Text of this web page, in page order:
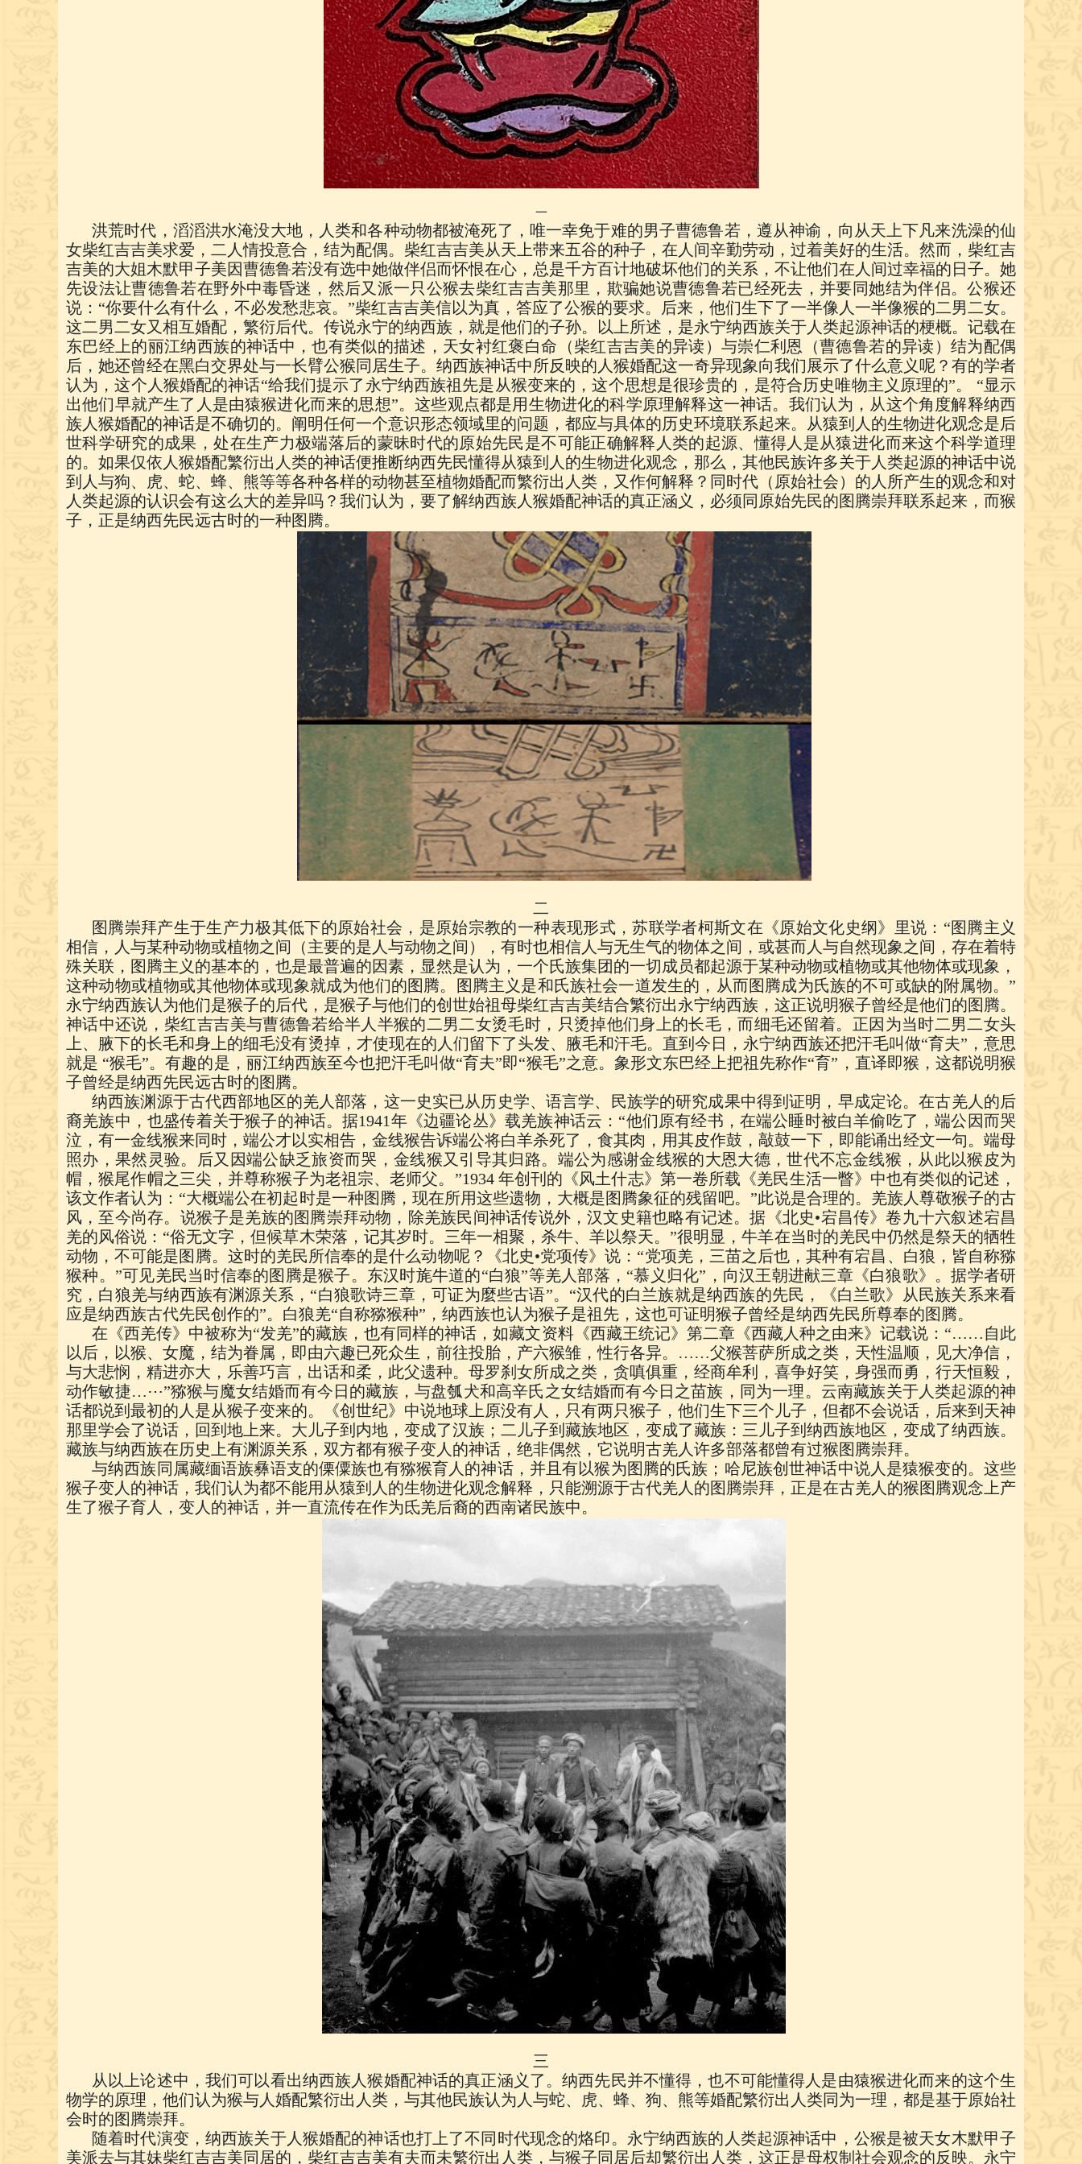
一
洪荒时代，滔滔洪水淹没大地，人类和各种动物都被淹死了，唯一幸免于难的男子曹德鲁若，遵从神谕，向从天上下凡来洗澡的仙
女柴红吉吉美求爱，二人情投意合，结为配偶。柴红吉吉美从天上带来五谷的种子，在人间辛勤劳动，过着美好的生活。然而，柴红吉
吉美的大姐木默甲子美因曹德鲁若没有选中她做伴侣而怀恨在心，总是千方百计地破坏他们的关系，不让他们在人间过幸福的日子。她
先设法让曹德鲁若在野外中毒昏迷，然后又派一只公猴去柴红吉吉美那里，欺骗她说曹德鲁若已经死去，并要同她结为伴侣。公猴还
说：“你要什么有什么，不必发愁悲哀。”柴红吉吉美信以为真，答应了公猴的要求。后来，他们生下了一半像人一半像猴的二男二女。
这二男二女又相互婚配，繁衍后代。传说永宁的纳西族，就是他们的子孙。以上所述，是永宁纳西族关于人类起源神话的梗概。记载在
东巴经上的丽江纳西族的神话中，也有类似的描述，天女衬红褒白命（柴红吉吉美的异读）与崇仁利恩（曹德鲁若的异读）结为配偶
后，她还曾经在黑白交界处与一长臂公猴同居生子。纳西族神话中所反映的人猴婚配这一奇异现象向我们展示了什么意义呢？有的学者
认为，这个人猴婚配的神话“给我们提示了永宁纳西族祖先是从猴变来的，这个思想是很珍贵的，是符合历史唯物主义原理的”。 “显示
出他们早就产生了人是由猿猴进化而来的思想”。这些观点都是用生物进化的科学原理解释这一神话。我们认为，从这个角度解释纳西
族人猴婚配的神话是不确切的。阐明任何一个意识形态领域里的问题，都应与具体的历史环境联系起来。从猿到人的生物进化观念是后
世科学研究的成果，处在生产力极端落后的蒙昧时代的原始先民是不可能正确解释人类的起源、懂得人是从猿进化而来这个科学道理
的。如果仅依人猴婚配繁衍出人类的神话便推断纳西先民懂得从猿到人的生物进化观念，那么，其他民族许多关于人类起源的神话中说
到人与狗、虎、蛇、蜂、熊等等各种各样的动物甚至植物婚配而繁衍出人类，又作何解释？同时代（原始社会）的人所产生的观念和对
人类起源的认识会有这么大的差异吗？我们认为，要了解纳西族人猴婚配神话的真正涵义，必须同原始先民的图腾崇拜联系起来，而猴
子，正是纳西先民远古时的一种图腾。
二
图腾崇拜产生于生产力极其低下的原始社会，是原始宗教的一种表现形式，苏联学者柯斯文在《原始文化史纲》里说：“图腾主义
相信，人与某种动物或植物之间（主要的是人与动物之间），有时也相信人与无生气的物体之间，或甚而人与自然现象之间，存在着特
殊关联，图腾主义的基本的，也是最普遍的因素，显然是认为，一个氏族集团的一切成员都起源于某种动物或植物或其他物体或现象，
这种动物或植物或其他物体或现象就成为他们的图腾。图腾主义是和氏族社会一道发生的，从而图腾成为氏族的不可或缺的附属物。”
永宁纳西族认为他们是猴子的后代，是猴子与他们的创世始祖母柴红吉吉美结合繁衍出永宁纳西族，这正说明猴子曾经是他们的图腾。
神话中还说，柴红吉吉美与曹德鲁若给半人半猴的二男二女烫毛时，只烫掉他们身上的长毛，而细毛还留着。正因为当时二男二女头
上、腋下的长毛和身上的细毛没有烫掉，才使现在的人们留下了头发、腋毛和汗毛。直到今日，永宁纳西族还把汗毛叫做“育夫”，意思
就是 “猴毛”。有趣的是，丽江纳西族至今也把汗毛叫做“育夫”即“猴毛”之意。象形文东巴经上把祖先称作“育”，直译即猴，这都说明猴
子曾经是纳西先民远古时的图腾。
纳西族渊源于古代西部地区的羌人部落，这一史实已从历史学、语言学、民族学的研究成果中得到证明，早成定论。在古羌人的后
裔羌族中，也盛传着关于猴子的神话。据1941年《边疆论丛》载羌族神话云：“他们原有经书，在端公睡时被白羊偷吃了，端公因而哭
泣，有一金线猴来同时，端公才以实相告，金线猴告诉端公将白羊杀死了，食其肉，用其皮作鼓，敲鼓一下，即能诵出经文一句。端母
照办，果然灵验。后又因端公缺乏旅资而哭，金线猴又引导其归路。端公为感谢金线猴的大恩大德，世代不忘金线猴，从此以猴皮为
帽，猴尾作帽之三尖，并尊称猴子为老祖宗、老师父。”1934 年创刊的《风土什志》第一卷所载《羌民生活一瞥》中也有类似的记述，
该文作者认为：“大概端公在初起时是一种图腾，现在所用这些遗物，大概是图腾象征的残留吧。”此说是合理的。羌族人尊敬猴子的古
风，至今尚存。说猴子是羌族的图腾崇拜动物，除羌族民间神话传说外，汉文史籍也略有记述。据《北史•宕昌传》卷九十六叙述宕昌
羌的风俗说：“俗无文字，但候草木荣落，记其岁时。三年一相聚，杀牛、羊以祭天。”很明显，牛羊在当时的羌民中仍然是祭天的牺牲
动物，不可能是图腾。这时的羌民所信奉的是什么动物呢？《北史•党项传》说：“党项羌，三苗之后也，其种有宕昌、白狼，皆自称猕
猴种。”可见羌民当时信奉的图腾是猴子。东汉时旄牛道的“白狼”等羌人部落，“慕义归化”，向汉王朝进献三章《白狼歌》。据学者研
究，白狼羌与纳西族有渊源关系，“白狼歌诗三章，可证为麼些古语”。“汉代的白兰族就是纳西族的先民，《白兰歌》从民族关系来看
应是纳西族古代先民创作的”。白狼羌“自称猕猴种”，纳西族也认为猴子是祖先，这也可证明猴子曾经是纳西先民所尊奉的图腾。
在《西羌传》中被称为“发羌”的藏族，也有同样的神话，如藏文资料《西藏王统记》第二章《西藏人种之由来》记载说：“……自此
以后，以猴、女魔，结为眷属，即由六趣已死众生，前往投胎，产六猴雏，性行各异。……父猴菩萨所成之类，天性温顺，见大净信，
与大悲悯，精进亦大，乐善巧言，出话和柔，此父遗种。母罗刹女所成之类，贪嗔俱重，经商牟利，喜争好笑，身强而勇，行天恒毅，
动作敏捷…⋯”猕猴与魔女结婚而有今日的藏族，与盘瓠犬和高辛氏之女结婚而有今日之苗族，同为一理。云南藏族关于人类起源的神
话都说到最初的人是从猴子变来的。《创世纪》中说地球上原没有人，只有两只猴子，他们生下三个儿子，但都不会说话，后来到天神
那里学会了说话，回到地上来。大儿子到内地，变成了汉族；二儿子到藏族地区，变成了藏族：三儿子到纳西族地区，变成了纳西族。
藏族与纳西族在历史上有渊源关系，双方都有猴子变人的神话，绝非偶然，它说明古羌人许多部落都曾有过猴图腾崇拜。
与纳西族同属藏缅语族彝语支的傈僳族也有猕猴育人的神话，并且有以猴为图腾的氏族；哈尼族创世神话中说人是猿猴变的。这些
猴子变人的神话，我们认为都不能用从猿到人的生物进化观念解释，只能溯源于古代羌人的图腾崇拜，正是在古羌人的猴图腾观念上产
生了猴子育人，变人的神话，并一直流传在作为氐羌后裔的西南诸民族中。
三
从以上论述中，我们可以看出纳西族人猴婚配神话的真正涵义了。纳西先民并不懂得，也不可能懂得人是由猿猴进化而来的这个生
物学的原理，他们认为猴与人婚配繁衍出人类，与其他民族认为人与蛇、虎、蜂、狗、熊等婚配繁衍出人类同为一理，都是基于原始社
会时的图腾崇拜。
随着时代演变，纳西族关于人猴婚配的神话也打上了不同时代现念的烙印。永宁纳西族的人类起源神话中，公猴是被天女木默甲子
美派去与其妹柴红吉吉美同居的，柴红吉吉美有夫而未繁衍出人类，与猴子同居后却繁衍出人类，这正是母权制社会观念的反映。永宁